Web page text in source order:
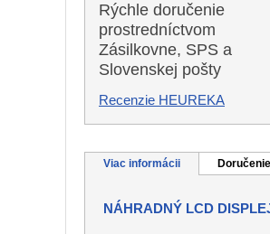
Rýchle doručenie
prostredníctvom
Zásilkovne, SPS a
Slovenskej pošty
Recenzie HEUREKA
Viac informácii
NÁHRADNÝ LCD